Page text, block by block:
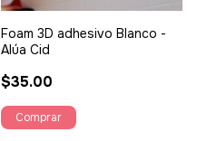
Foam 3D adhesivo Blanco -
Alúa Cid
$35.00